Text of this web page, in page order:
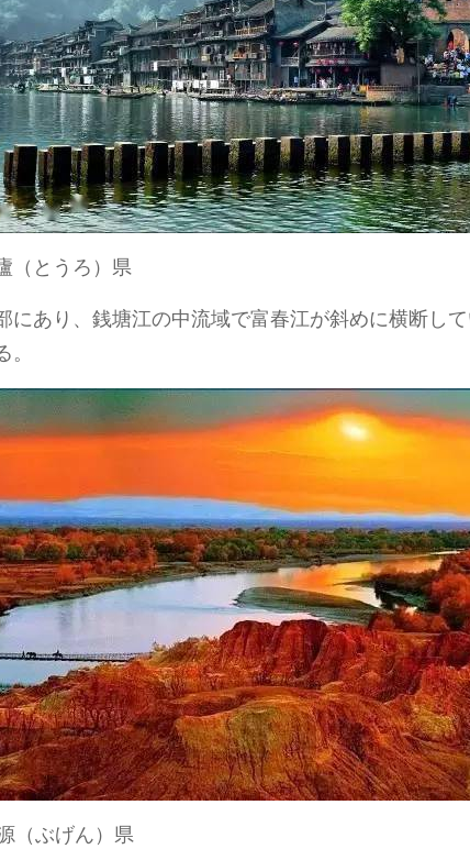
（とうろ）県
にあり、銭塘江の中流域で富春江が斜めに横断し
（ぶげん）県